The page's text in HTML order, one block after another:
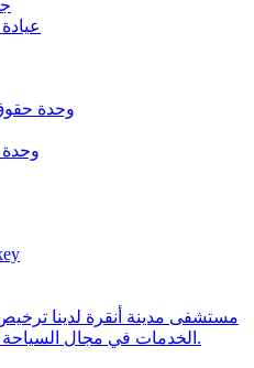
وحدة
وحدة
مستشفى مدينة أنقرة لدينا
الخدمات في مجال السياحة الصحية.